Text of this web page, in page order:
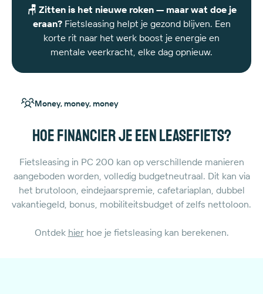
🪑 Zitten is het nieuwe roken — maar wat doe je
eraan? Fietsleasing helpt je gezond blijven. Een
korte rit naar het werk boost je energie en
mentale veerkracht, elke dag opnieuw.
Money, money, money
Hoe financier je een leasefiets?
Fietsleasing in PC 200 kan op verschillende manieren
aangeboden worden, volledig budgetneutraal. Dit kan via
het brutoloon, eindejaarspremie, cafetariaplan, dubbel
vakantiegeld, bonus, mobiliteitsbudget of zelfs nettoloon.
Ontdek hierhoe je fietsleasing kan berekenen.